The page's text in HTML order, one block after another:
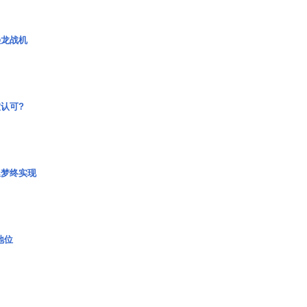
战机
可?
终实现
位